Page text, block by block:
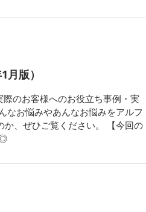
版）
のお客様へのお役立ち事例・実
なお悩みやあんなお悩みをアルフ
か、ぜひご覧ください。 【今回の
◎